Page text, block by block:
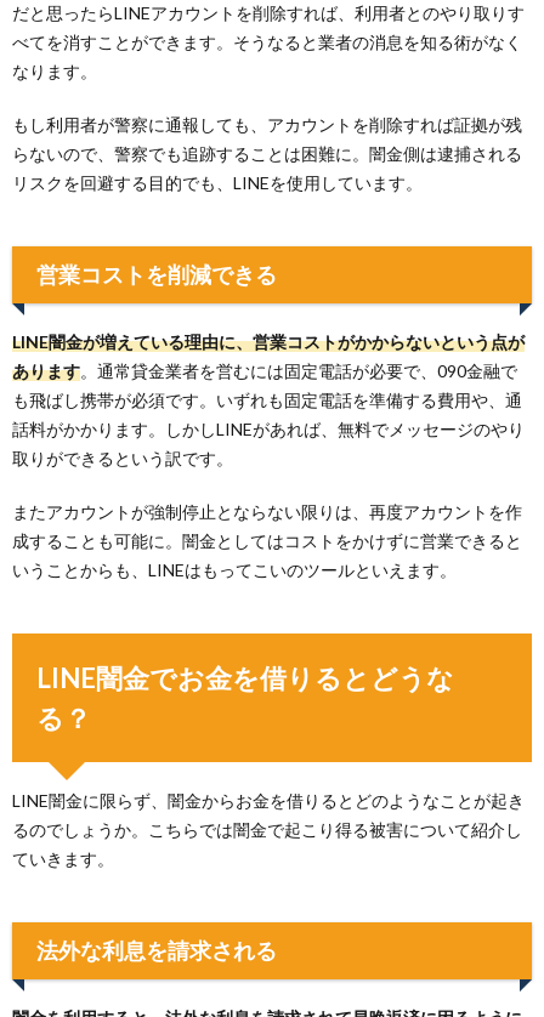
だと思ったらLINEアカウントを削除すれば、利用者とのやり取りす
べてを消すことができます。そうなると業者の消息を知る術がなく
なります。
もし利用者が警察に通報しても、アカウントを削除すれば証拠が残
らないので、警察でも追跡することは困難に。闇金側は逮捕される
リスクを回避する目的でも、LINEを使用しています。
営業コストを削減できる
LINE闇金が増えている理由に、営業コストがかからないという点が
あります。通常貸金業者を営むには固定電話が必要で、090金融で
も飛ばし携帯が必須です。いずれも固定電話を準備する費用や、通
話料がかかります。しかしLINEがあれば、無料でメッセージのやり
取りができるという訳です。
またアカウントが強制停止とならない限りは、再度アカウントを作
成することも可能に。闇金としてはコストをかけずに営業できると
いうことからも、LINEはもってこいのツールといえます。
LINE闇金でお金を借りるとどうな
る？
LINE闇金に限らず、闇金からお金を借りるとどのようなことが起き
るのでしょうか。こちらでは闇金で起こり得る被害について紹介し
ていきます。
法外な利息を請求される